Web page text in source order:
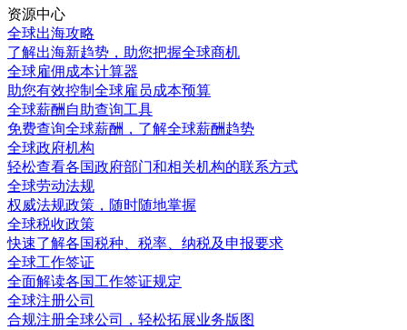
资源中心
全球出海攻略
了解出海新趋势，助您把握全球商机
全球雇佣成本计算器
助您有效控制全球雇员成本预算
全球薪酬自助查询工具
免费查询全球薪酬，了解全球薪酬趋势
全球政府机构
轻松查看各国政府部门和相关机构的联系方式
全球劳动法规
权威法规政策，随时随地掌握
全球税收政策
快速了解各国税种、税率、纳税及申报要求
全球工作签证
全面解读各国工作签证规定
全球注册公司
合规注册全球公司，轻松拓展业务版图